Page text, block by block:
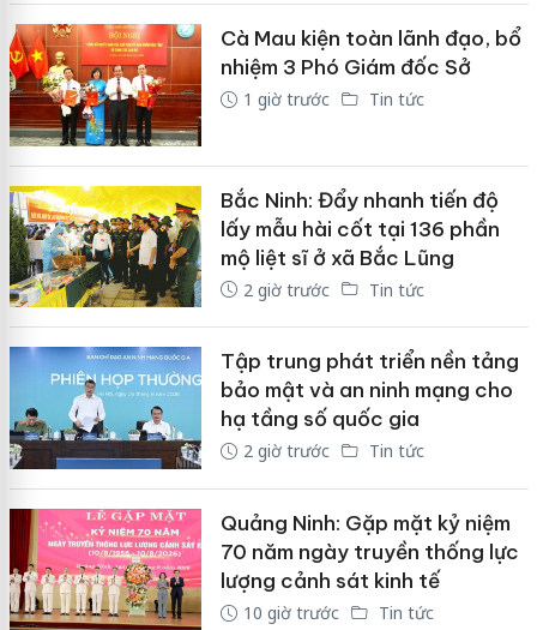
Cà Mau kiện toàn lãnh đạo, bổ
nhiệm 3 Phó Giám đốc Sở
1 giờ trước Tin tức
Bắc Ninh: Đẩy nhanh tiến độ
lấy mẫu hài cốt tại 136 phần
mộ liệt sĩ ở xã Bắc Lũng
2 giờ trước Tin tức
Tập trung phát triển nền tảng
bảo mật và an ninh mạng cho
hạ tầng số quốc gia
2 giờ trước Tin tức
Quảng Ninh: Gặp mặt kỷ niệm
70 năm ngày truyền thống lực
lượng cảnh sát kinh tế
10 giờ trước Tin tức